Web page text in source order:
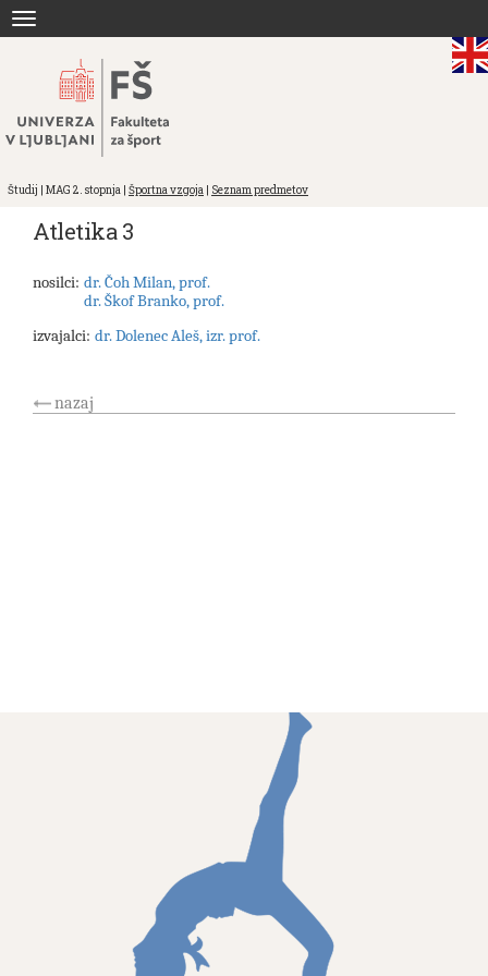
navigation
Študij | MAG 2. stopnja | Športna vzgoja | Seznam predmetov
Atletika 3
nosilci: dr. Čoh Milan, prof.
dr. Škof Branko, prof.
izvajalci: dr. Dolenec Aleš, izr. prof.
nazaj